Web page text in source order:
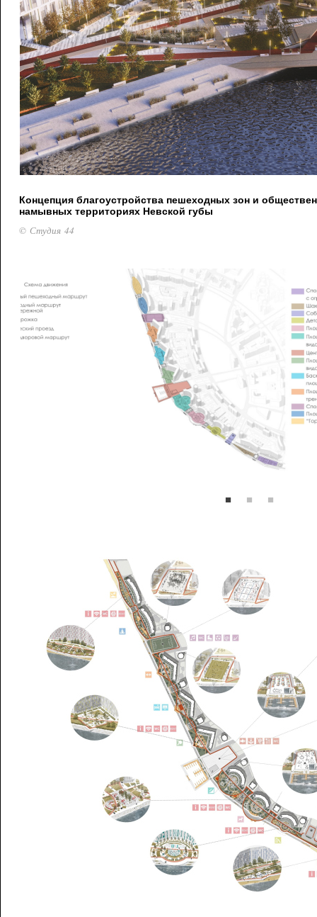
Концепция благоустройства пешеходных зон и
намывных территориях Невской губы
© Студия 44